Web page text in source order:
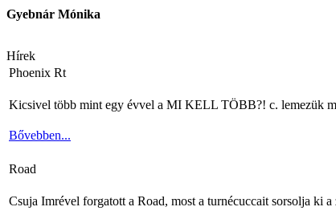
Gyebnár Mónika
Hírek
Phoenix Rt
Kicsivel több mint egy évvel a MI KELL TÖBB?! c. lemezük
Bővebben...
Road
Csuja Imrével forgatott a Road, most a turnécuccait sorsolja ki a